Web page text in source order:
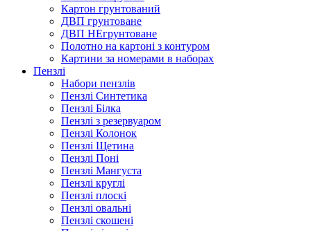
Картон грунтований
ДВП грунтоване
ДВП НЕгрунтоване
Полотно на картоні з контуром
Картини за номерами в наборах
Пензлі
Набори пензлів
Пензлі Синтетика
Пензлі Білка
Пензлі з резервуаром
Пензлі Колонок
Пензлі Щетина
Пензлі Поні
Пензлі Мангуста
Пензлі круглі
Пензлі плоскі
Пензлі овальні
Пензлі скошені